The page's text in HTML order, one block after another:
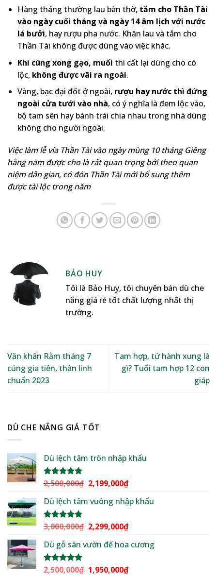
Hàng tháng thường lau bàn thờ, tắm cho Thần Tài
vào ngày cuối tháng và ngày 14 âm lịch với nước
lá bưởi, hay rượu pha nước. Khăn lau và tắm cho
Thần Tài không được dùng vào việc khác.
Khi cúng xong gạo, muối thì cất lại dùng cho có
lộc, không được vãi ra ngoài.
Vàng, bạc đại đốt ở ngoài, rượu hay nước thì đứng
ngoài cửa tưới vào nhà, có ý nghĩa là đem lộc vào,
bộ tam sên hay bánh trái chia nhau trong nhà dùng
không cho người ngoài.
Việc làm lễ vía Thần Tài vào ngày mùng 10 tháng Giêng
hằng năm được cho là rất quan trọng bởi theo quan
niệm dân gian, có đón Thần Tài mới bổ sung thêm
được tài lộc trong năm
BẢO HUY
Tôi là Bảo Huy, tôi chuyên bán dù che
nắng giá rẻ tốt chất lượng nhất thị
trường.
Văn khấn Rằm tháng 7
cúng gia tiên, thần linh
chuẩn 2023
Tam hợp, tứ hành xung là
gì? Tuổi tam hợp 12 con
giáp
DÙ CHE NẮNG GIÁ TỐT
Dù lệch tâm tròn nhập khẩu
Được xếp
5 sao
2,500,000₫ Giá
là:
2,199,000₫Giá
tại
2,199,000₫.
Dù lệch tâm vuông nhập khẩu
Được xếp
5 sao
3,000,000₫ Giá
là:
2,299,000₫Giá
tại
2,299,000₫.
Dù gỗ sân vườn đế hoa cương
Được xếp
2,500,000₫ Giá
1,950,000₫Giá